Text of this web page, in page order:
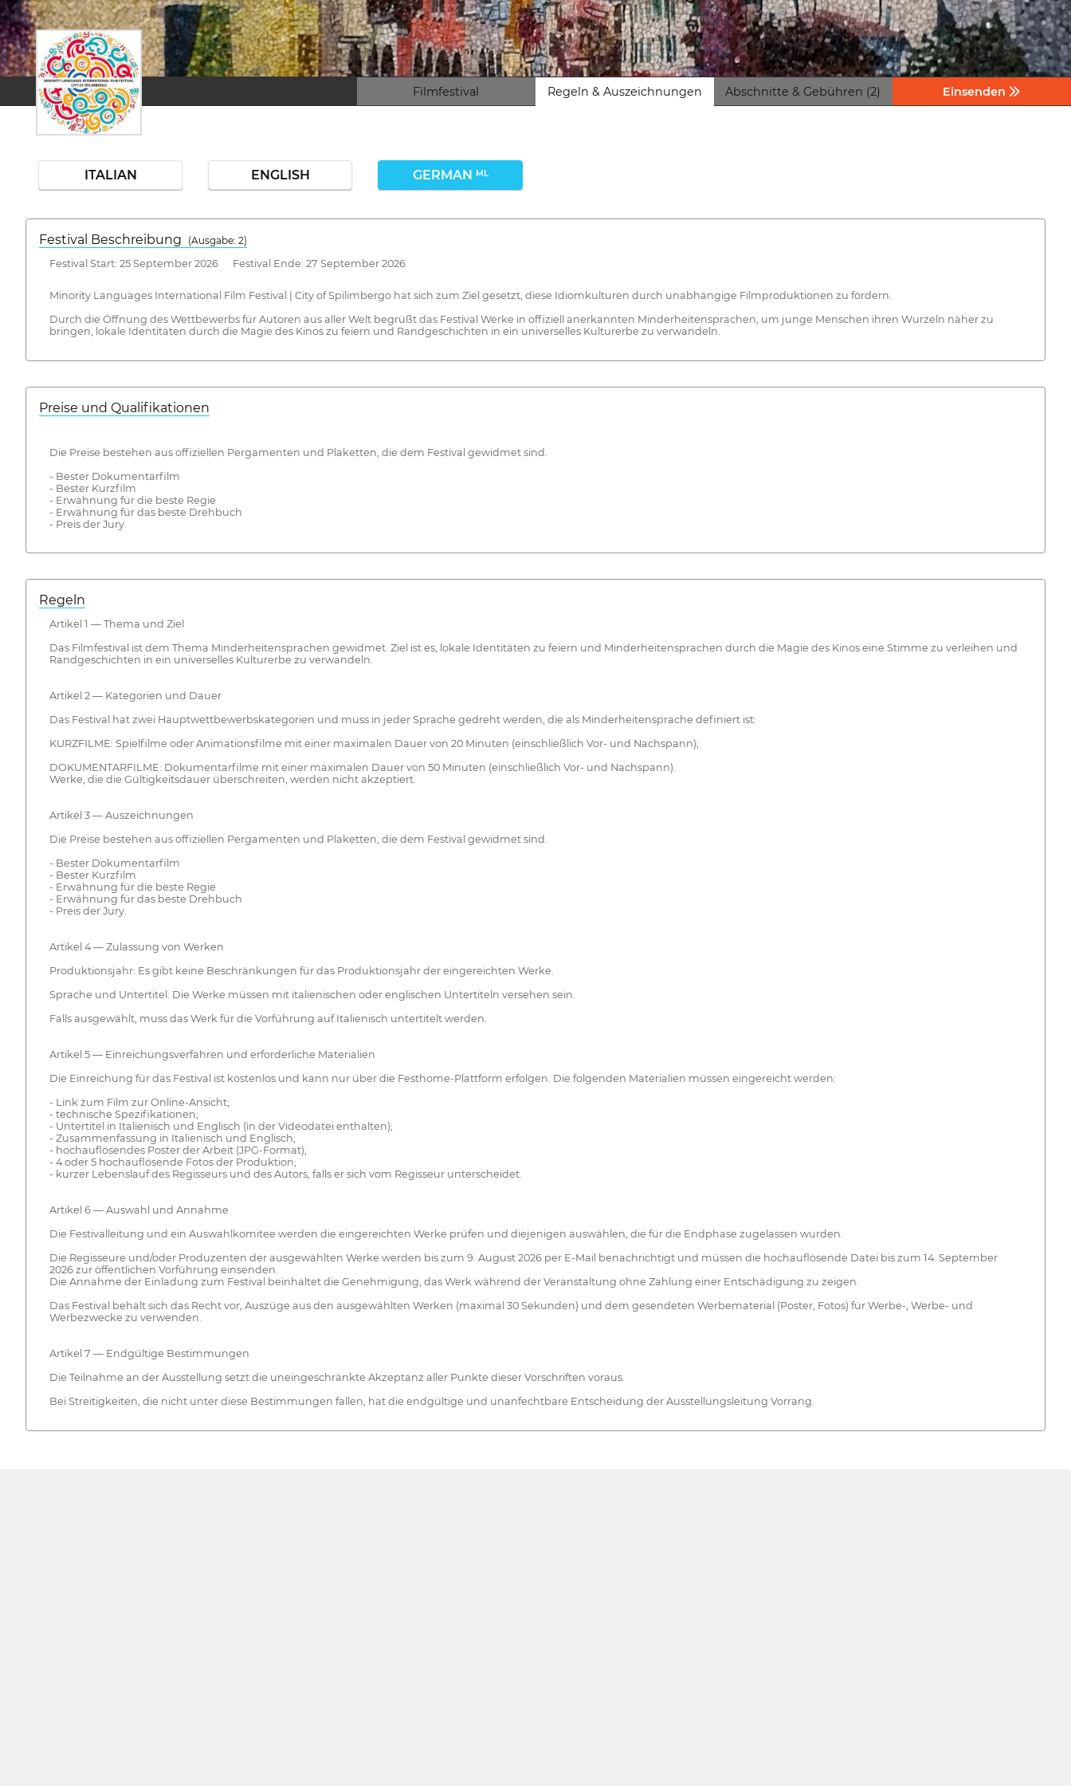
Filmfestival Regeln & Auszeichnungen Abschnitte & Gebühren (2) Einsenden
ITALIAN ENGLISH GERMAN ML
Festival Beschreibung
(Ausgabe: 2)
Festival Start: 25 September 2026 Festival Ende: 27 September 2026
Minority Languages International Film Festival | City of Spilimbergo hat sich zum Ziel gesetzt, diese Idiomkulturen durch unabhängige Filmproduktionen zu fördern.
Durch die Öffnung des Wettbewerbs für Autoren aus aller Welt begrüßt das Festival Werke in offiziell anerkannten Minderheitensprachen, um junge Menschen ihren Wurzeln näher zu
bringen, lokale Identitäten durch die Magie des Kinos zu feiern und Randgeschichten in ein universelles Kulturerbe zu verwandeln.
Preise und Qualifikationen
Die Preise bestehen aus offiziellen Pergamenten und Plaketten, die dem Festival gewidmet sind.
- Bester Dokumentarfilm
- Bester Kurzfilm
- Erwähnung für die beste Regie
- Erwähnung für das beste Drehbuch
- Preis der Jury.
Regeln
Artikel 1 — Thema und Ziel
Das Filmfestival ist dem Thema Minderheitensprachen gewidmet. Ziel ist es, lokale Identitäten zu feiern und Minderheitensprachen durch die Magie des Kinos eine Stimme zu verleihen und
Randgeschichten in ein universelles Kulturerbe zu verwandeln.
Artikel 2 — Kategorien und Dauer
Das Festival hat zwei Hauptwettbewerbskategorien und muss in jeder Sprache gedreht werden, die als Minderheitensprache definiert ist:
KURZFILME: Spielfilme oder Animationsfilme mit einer maximalen Dauer von 20 Minuten (einschließlich Vor- und Nachspann);
DOKUMENTARFILME: Dokumentarfilme mit einer maximalen Dauer von 50 Minuten (einschließlich Vor- und Nachspann).
Werke, die die Gültigkeitsdauer überschreiten, werden nicht akzeptiert.
Artikel 3 — Auszeichnungen
Die Preise bestehen aus offiziellen Pergamenten und Plaketten, die dem Festival gewidmet sind.
- Bester Dokumentarfilm
- Bester Kurzfilm
- Erwähnung für die beste Regie
- Erwähnung für das beste Drehbuch
- Preis der Jury.
Artikel 4 — Zulassung von Werken
Produktionsjahr: Es gibt keine Beschränkungen für das Produktionsjahr der eingereichten Werke.
Sprache und Untertitel: Die Werke müssen mit italienischen oder englischen Untertiteln versehen sein.
Falls ausgewählt, muss das Werk für die Vorführung auf Italienisch untertitelt werden.
Artikel 5 — Einreichungsverfahren und erforderliche Materialien
Die Einreichung für das Festival ist kostenlos und kann nur über die Festhome-Plattform erfolgen. Die folgenden Materialien müssen eingereicht werden:
- Link zum Film zur Online-Ansicht;
- technische Spezifikationen;
- Untertitel in Italienisch und Englisch (in der Videodatei enthalten);
- Zusammenfassung in Italienisch und Englisch;
- hochauflösendes Poster der Arbeit (JPG-Format);
- 4 oder 5 hochauflösende Fotos der Produktion;
- kurzer Lebenslauf des Regisseurs und des Autors, falls er sich vom Regisseur unterscheidet.
Artikel 6 — Auswahl und Annahme
Die Festivalleitung und ein Auswahlkomitee werden die eingereichten Werke prüfen und diejenigen auswählen, die für die Endphase zugelassen wurden.
Die Regisseure und/oder Produzenten der ausgewählten Werke werden bis zum 9. August 2026 per E-Mail benachrichtigt und müssen die hochauflösende Datei bis zum 14. September
2026 zur öffentlichen Vorführung einsenden.
Die Annahme der Einladung zum Festival beinhaltet die Genehmigung, das Werk während der Veranstaltung ohne Zahlung einer Entschädigung zu zeigen.
Das Festival behält sich das Recht vor, Auszüge aus den ausgewählten Werken (maximal 30 Sekunden) und dem gesendeten Werbematerial (Poster, Fotos) für Werbe-, Werbe- und
Werbezwecke zu verwenden.
Artikel 7 — Endgültige Bestimmungen
Die Teilnahme an der Ausstellung setzt die uneingeschränkte Akzeptanz aller Punkte dieser Vorschriften voraus.
Bei Streitigkeiten, die nicht unter diese Bestimmungen fallen, hat die endgültige und unanfechtbare Entscheidung der Ausstellungsleitung Vorrang.